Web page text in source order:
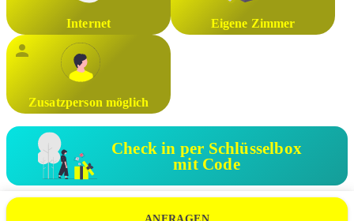
Internet Eigene Zimmer
Zusatzperson möglich
Check in per Schlüsselbox
mit Code